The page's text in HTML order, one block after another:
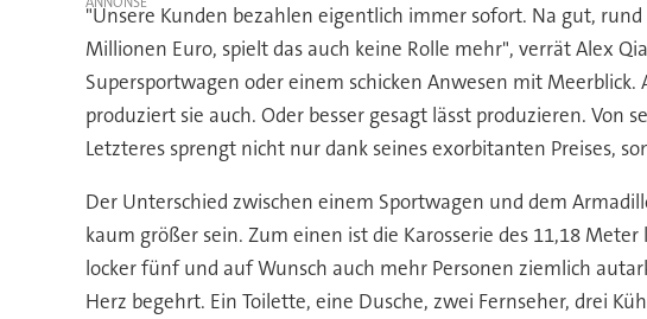
"Unsere Kunden bezahlen eigentlich immer sofort. Na gut,
Millionen Euro, spielt das auch keine Rolle mehr", verrät Alex
Supersportwagen oder einem schicken Anwesen mit
produziert sie auch. Oder besser gesagt lässt produzieren.
Letzteres sprengt nicht nur dank seines exorbitanten Preises,
Der Unterschied zwischen einem Sportwagen und dem
kaum größer sein. Zum einen ist die Karosserie des 11,18
locker fünf und auf Wunsch auch mehr Personen ziemlich
Herz begehrt. Ein Toilette, eine Dusche, zwei Fernseher, drei